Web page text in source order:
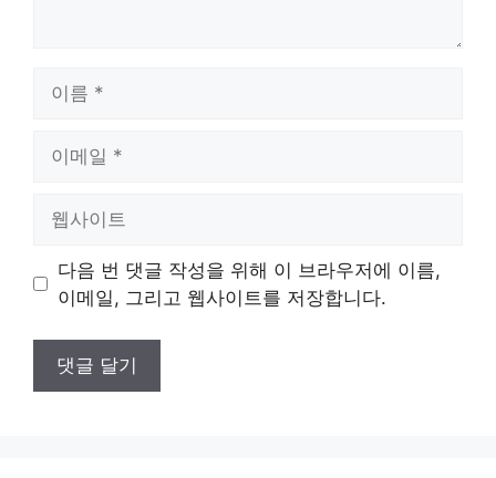
트
다음 번 댓글 작성을 위해 이 브라우저에 이름,
이메일, 그리고 웹사이트를 저장합니다.